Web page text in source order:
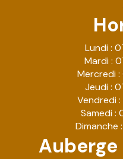
Lundi :
Mardi :
Mercredi
Jeudi :
Vendredi
Samedi :
Dimanche
Auberge